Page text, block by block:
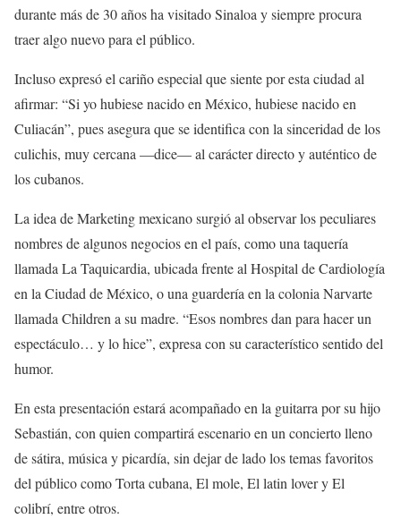
durante más de 30 años ha visitado Sinaloa y siempre procura
traer algo nuevo para el público.
Incluso expresó el cariño especial que siente por esta ciudad al
afirmar: “Si yo hubiese nacido en México, hubiese nacido en
Culiacán”, pues asegura que se identifica con la sinceridad de los
culichis, muy cercana —dice— al carácter directo y auténtico de
los cubanos.
La idea de Marketing mexicano surgió al observar los peculiares
nombres de algunos negocios en el país, como una taquería
llamada La Taquicardia, ubicada frente al Hospital de Cardiología
en la Ciudad de México, o una guardería en la colonia Narvarte
llamada Children a su madre. “Esos nombres dan para hacer un
espectáculo… y lo hice”, expresa con su característico sentido del
humor.
En esta presentación estará acompañado en la guitarra por su hijo
Sebastián, con quien compartirá escenario en un concierto lleno
de sátira, música y picardía, sin dejar de lado los temas favoritos
del público como Torta cubana, El mole, El latin lover y El
colibrí, entre otros.